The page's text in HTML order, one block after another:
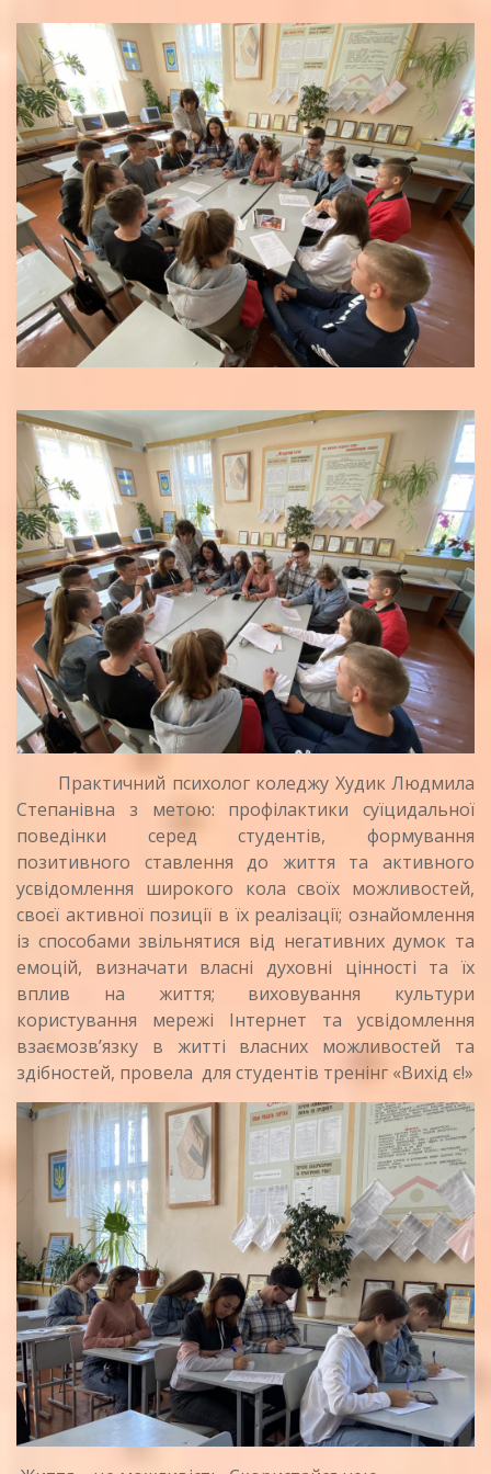
Практичний психолог коледжу Худик Людмила
Степанівна з метою: профілактики суїцидальної
поведінки серед студентів, формування
позитивного ставлення до життя та активного
усвідомлення широкого кола своїх можливостей,
своєї активної позиції в їх реалізації; ознайомлення
із способами звільнятися від негативних думок та
емоцій, визначати власні духовні цінності та їх
вплив на життя; виховування культури
користування мережі Інтернет та усвідомлення
взаємозв’язку в житті власних можливостей та
здібностей, провела для студентів тренінг «Вихід є!»